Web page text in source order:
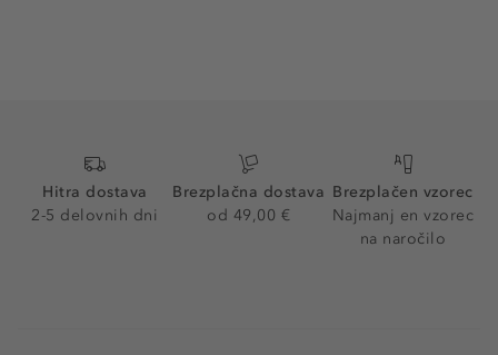
Hitra dostava
2-5 delovnih dni
Brezplačna dostava
od 49,00 €
Brezplačen vzorec
Najmanj en vzorec
na naročilo